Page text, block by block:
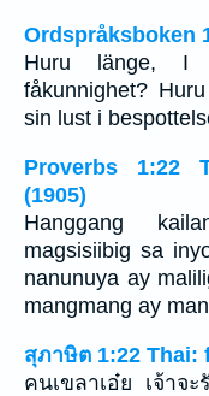
Ordspråksboken
Huru länge, I
fåkunnighet?
sin lust i
Proverbs 1:22
(1905)
Hanggang
magsisiibig sa
nanunuya ay
mangmang ay
สุภาษิต 1:22 Thai:
คนเขลาเอ๋ย เจ้าจ